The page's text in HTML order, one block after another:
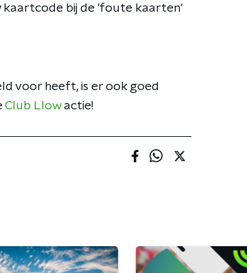
kaartcode bij de 'foute kaarten'
voor heeft, is er ook goed
Club Llowactie!